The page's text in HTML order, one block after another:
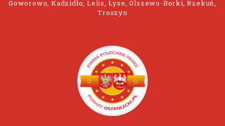
Goworowo, Kadzidło, Lelis, Łyse, Olszewo-Borki, Rzekuń,
Troszyn